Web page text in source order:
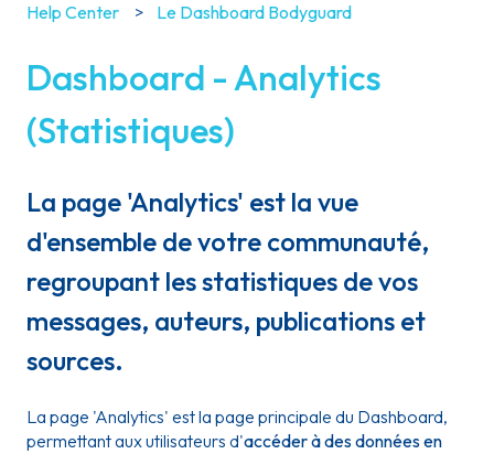
Help Center Le Dashboard Bodyguard
Dashboard - Analytics
(Statistiques)
La page 'Analytics' est la vue
d'ensemble de votre communauté,
regroupant les statistiques de vos
messages, auteurs, publications et
sources.
La page 'Analytics' est la page principale du Dashboard,
permettant aux utilisateurs d'accéder à des données en